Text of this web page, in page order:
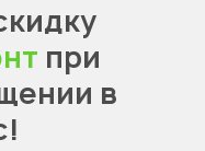
при
в